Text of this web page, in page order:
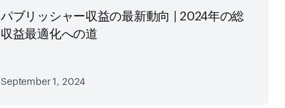
パブリッシャー収益の最新動向 | 2024年の総
収益最適化への道
September 1, 2024